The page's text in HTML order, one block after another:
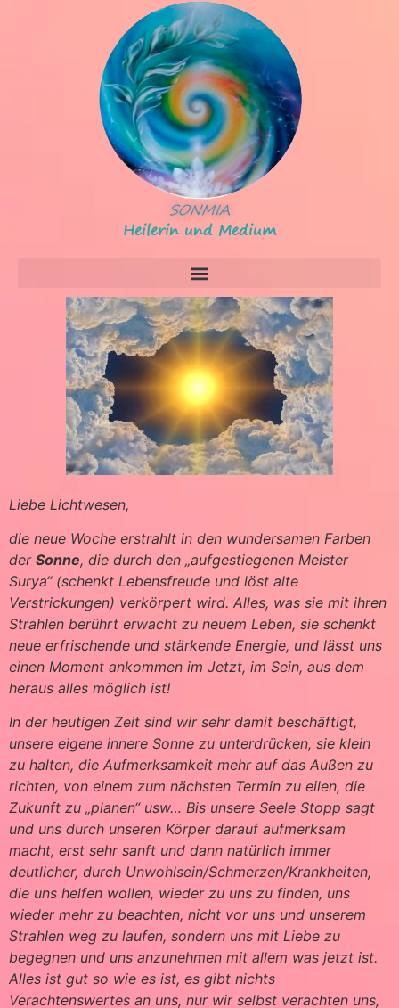
SONMIA
Heilerin und Medium
Liebe Lichtwesen,
die neue Woche erstrahlt in den wundersamen Farben
der Sonne, die durch den „aufgestiegenen Meister
Surya“ (schenkt Lebensfreude und löst alte
Verstrickungen) verkörpert wird. Alles, was sie mit ihren
Strahlen berührt erwacht zu neuem Leben, sie schenkt
neue erfrischende und stärkende Energie, und lässt uns
einen Moment ankommen im Jetzt, im Sein, aus dem
heraus alles möglich ist!
In der heutigen Zeit sind wir sehr damit beschäftigt,
unsere eigene innere Sonne zu unterdrücken, sie klein
zu halten, die Aufmerksamkeit mehr auf das Außen zu
richten, von einem zum nächsten Termin zu eilen, die
Zukunft zu „planen“ usw… Bis unsere Seele Stopp sagt
und uns durch unseren Körper darauf aufmerksam
macht, erst sehr sanft und dann natürlich immer
deutlicher, durch Unwohlsein/Schmerzen/Krankheiten,
die uns helfen wollen, wieder zu uns zu finden, uns
wieder mehr zu beachten, nicht vor uns und unserem
Strahlen weg zu laufen, sondern uns mit Liebe zu
begegnen und uns anzunehmen mit allem was jetzt ist.
Alles ist gut so wie es ist, es gibt nichts
Verachtenswertes an uns, nur wir selbst verachten uns,